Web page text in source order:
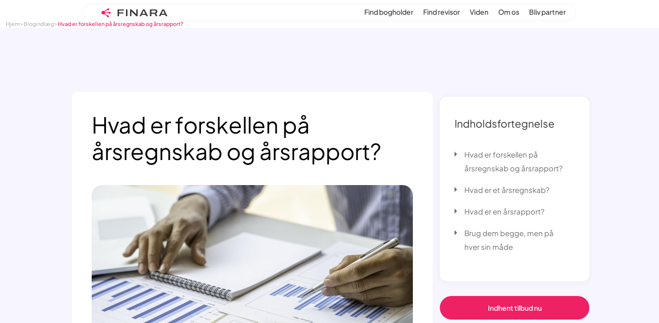
Skip
Find bogholder Find revisor Viden Om os Bliv partner
Hjem> Blogindlæg> Hvad er forskellen på årsregnskab og årsrapport?
Hvad er forskellen på
årsregnskab og årsrapport?
Indholdsfortegnelse
Hvad er forskellen på
årsregnskab og årsrapport?
Hvad er et årsregnskab?
Hvad er en årsrapport?
Brug dem begge, men på
hver sin måde
Indhent tilbud nu